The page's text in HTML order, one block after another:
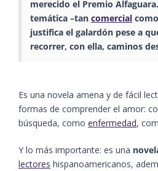
merecido el Premio
temática –tan comercial
justifica el galardón pese a
recorrer, con ella, caminos
Es una novela amena y de fácil
formas de comprender el amor:
búsqueda, como enfermedad,
Y lo más importante: es una
lectores hispanoamericanos,